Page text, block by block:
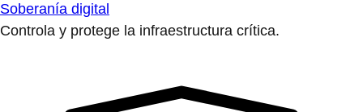
Soberanía digital
Controla y protege la infraestructura crítica.